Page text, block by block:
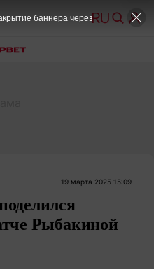
19 марта 2025 15:09
Рыбакиной
баннера через